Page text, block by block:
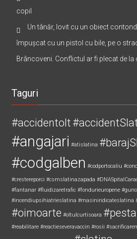
copil
Un tânăr, lovit cu un obiect
împușcat cu un pistol cu bile, pe o
Brâncoveni. Conflictul ar fi plecat de la
Taguri
#accidentolt
#angajari #atislatina
#codgalben #codportocaliu
#crestereporci #csmslatinazapada
#fantanar #fluidizaretrafic #fondurieuropene
#incendiupsihiatrieslatina #masiniridicateslatina
#oimoarte #oltulcurtisoara
#reabilitare #reactieseveravaccin #rosii